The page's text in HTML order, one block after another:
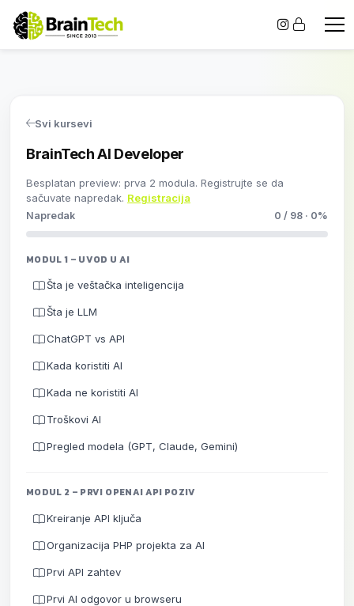
Svi kursevi
BrainTech AI Developer
Besplatan preview: prva 2 modula. Registrujte se da
sačuvate napredak. Registracija
Napredak 0 / 98 · 0%
MODUL 1 – UVOD U AI
Šta je veštačka inteligencija
Šta je LLM
ChatGPT vs API
Kada koristiti AI
Kada ne koristiti AI
Troškovi AI
Pregled modela (GPT, Claude, Gemini)
MODUL 2 – PRVI OPENAI API POZIV
Kreiranje API ključa
Organizacija PHP projekta za AI
Prvi API zahtev
Prvi AI odgovor u browseru